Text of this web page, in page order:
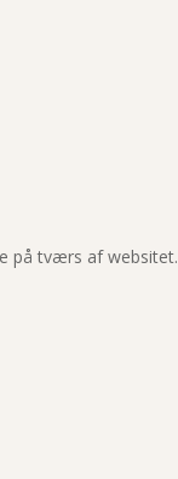
på tværs af websitet.